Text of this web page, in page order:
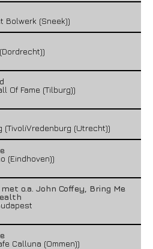
Bolwerk (Sneek))
Of Fame (Tilburg))
(TivoliVredenburg (Utrecht))
(Eindhoven))
o.a. John Coffey, Bring Me
Calluna (Ommen))